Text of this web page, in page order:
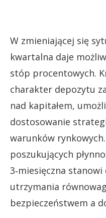
W zmieniającej się
kwartalna daje
stóp procentowych.
charakter depozytu
nad kapitałem,
dostosowanie
warunków
poszukujących
3‑miesięczna stanowi
utrzymania
bezpieczeństwem a